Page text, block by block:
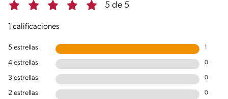
5 de 5
1 calificaciones
5 estrellas 1
4 estrellas 0
3 estrellas 0
2 estrellas 0